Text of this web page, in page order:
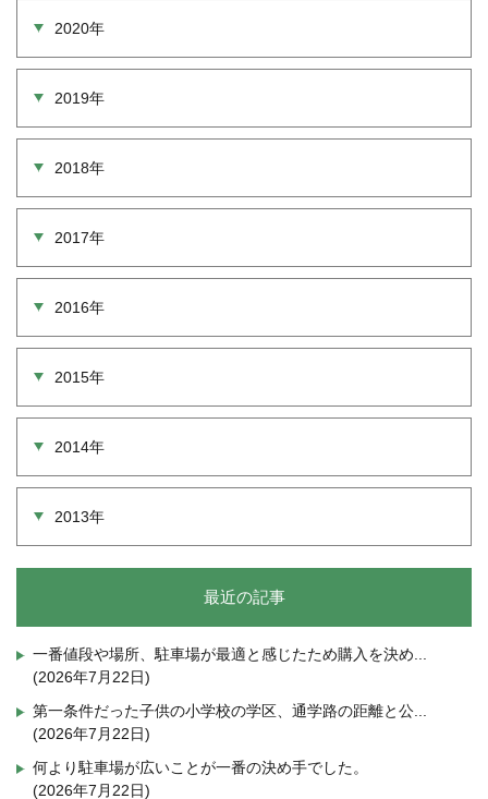
2020年
2019年
2018年
2017年
2016年
2015年
2014年
2013年
最近の記事
一番値段や場所、駐車場が最適と感じたため購入を決め...
(2026年7月22日)
第一条件だった子供の小学校の学区、通学路の距離と公...
(2026年7月22日)
何より駐車場が広いことが一番の決め手でした。
(2026年7月22日)